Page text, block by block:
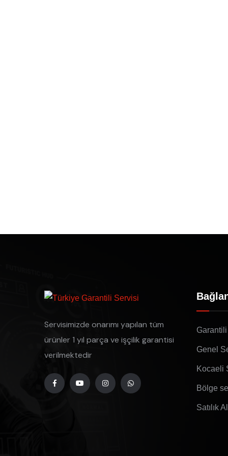
Servisimizde onarımı yapılan tüm
ürünler 1 yıl parça ve işçilik garantisi
verilmektedir
Genel
Kocaeli
Bölge
Satılık